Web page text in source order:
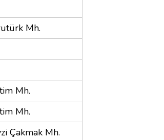
Mh.
Mh.
Mh.
Çakmak Mh.